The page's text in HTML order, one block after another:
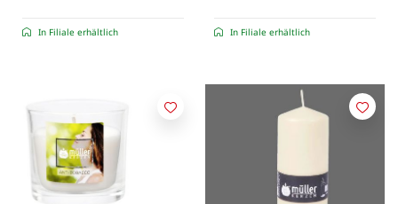
In Filiale erhältlich In Filiale erhältlich
Merken